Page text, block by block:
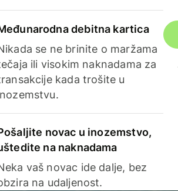
debitna kartica
se ne brinite o maržama
ili visokim naknadama za
kada trošite u
novac u inozemstvo,
na naknadama
vaš novac ide dalje, bez
na udaljenost.